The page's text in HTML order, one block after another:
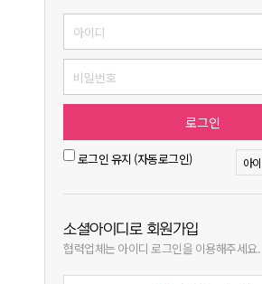
로그인 유지 (자동로그인) 아
소셜아이디로 회원가입
협력업체는 아이디 로그인을 이용해주세요.